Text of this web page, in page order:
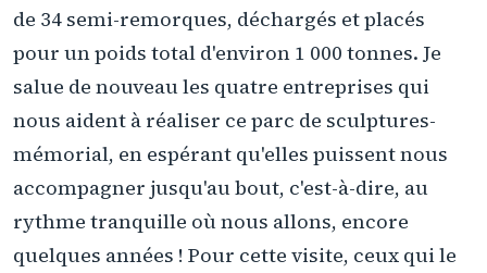
de 34 semi-remorques, déchargés et placés
pour un poids total d'environ 1 000 tonnes. Je
salue de nouveau les quatre entreprises qui
nous aident à réaliser ce parc de sculptures-
mémorial, en espérant qu'elles puissent nous
accompagner jusqu'au bout, c'est-à-dire, au
rythme tranquille où nous allons, encore
quelques années ! Pour cette visite, ceux qui le